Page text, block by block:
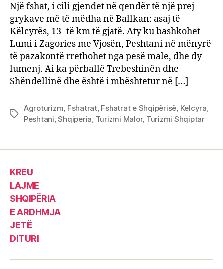
Një fshat, i cili gjendet në qendër të një prej
grykave më të mëdha në Ballkan: asaj të
Këlcyrës, 13- të km të gjatë. Aty ku bashkohet
Lumi i Zagories me Vjosën, Peshtani në mënyrë
të pazakontë rrethohet nga pesë male, dhe dy
lumenj. Ai ka përballë Trebeshinën dhe
Shëndellinë dhe është i mbështetur në […]
Tags
Agroturizm Fshatrat, Fshatrat e Shqipërisë Kelcyra
Peshtani ,Shqiperia Turizmi Malor, Turizmi Shqiptar
KREU
LAJME
SHQIPËRIA
E ARDHMJA
JETË
DITURI